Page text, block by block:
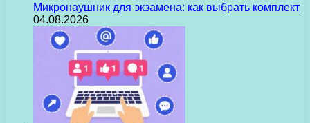
Микронаушник для экзамена: как выбрать комплект
04.08.2026